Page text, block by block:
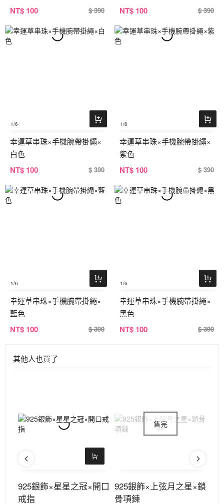
NT$ 100 $ 390 NT$ 100 $ 390
1/6
幸運草串珠×手機腕帶掛繩×
白色
NT$ 100 $ 390
1/6
幸運草串珠×手機腕帶掛繩×
紫色
NT$ 100 $ 390
1/6
幸運草串珠×手機腕帶掛繩×
藍色
NT$ 100 $ 390
1/6
幸運草串珠×手機腕帶掛繩×
黑色
NT$ 100 $ 390
其他人也買了
925銀飾×星星之冠×開口
戒指
925銀飾×上弦月之星×鎖
骨項鍊